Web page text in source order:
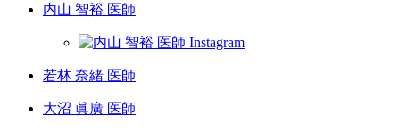
内山 智裕 医師
若林 奈緒 医師
大沼 眞廣 医師